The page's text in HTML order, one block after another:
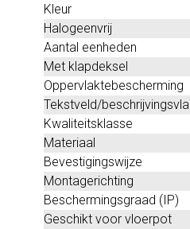
Kleur
Halogeenvrij
Aantal eenheden
Met klapdeksel
Oppervlaktebescherming
Tekstveld/
Kwaliteitsklasse
Materiaal
Bevestigingswijze
Montagerichting
Beschermingsgraad (IP)
Geschikt voor vloerpot